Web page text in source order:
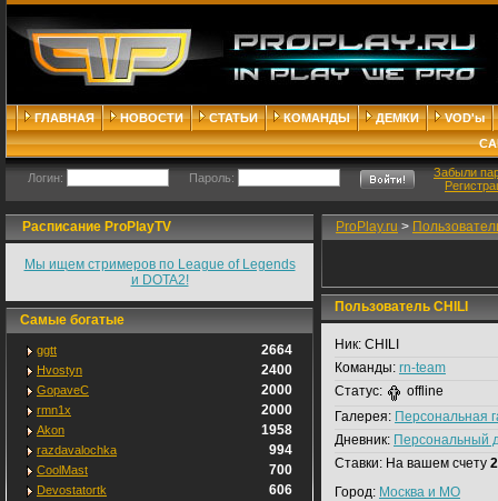
ГЛАВНАЯ НОВОСТИ СТАТЬИ КОМАНДЫ ДЕМКИ
VOD'ы
Логин: Пароль:
Забыли
Расписание ProPlayTV
Мы ищем стримеров по League of Legends
и DOTA2!
Самые богатые
ggtt 2664
Hvostyn 2400
GopaveC 2000
rmn1x 2000
Akon 1958
razdavalochka 994
CoolMast 700
Devostatortk 606
ProPlay.ru >
Пользователь CHILI
Ник: CHILI
Команды: rn-team
Статус:
offline
Галерея: Персональная
Дневник: Персональный
Ставки: На вашем счету
Город: Москва и МО